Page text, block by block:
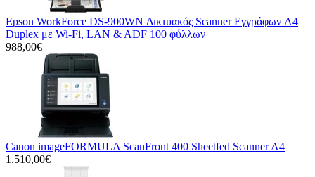
Epson WorkForce DS-900WN Δικτυακός Scanner Εγγράφων A4
Duplex με Wi-Fi, LAN & ADF 100 φύλλων
988,00€
Canon imageFORMULA ScanFront 400 Sheetfed Scanner A4
1.510,00€